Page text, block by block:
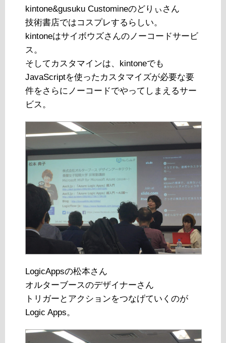
kintone&gusuku Customineのどりぃさん
技術書店ではコスプレするらしい。
kintoneはサイボウズさんのノーコードサービ
ス。
そしてカスタマインは、kintoneでも
JavaScriptを使ったカスタマイズが必要な要
件をさらにノーコードでやってしまえるサー
ビス。
LogicAppsの松本さん
オルターブースのデザイナーさん
トリガーとアクションをつなげていくのが
Logic Apps。